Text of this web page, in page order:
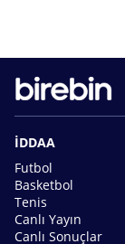
İDDAA
Futbol
Basketbol
Tenis
Canlı Yayın
Canlı Sonuçlar